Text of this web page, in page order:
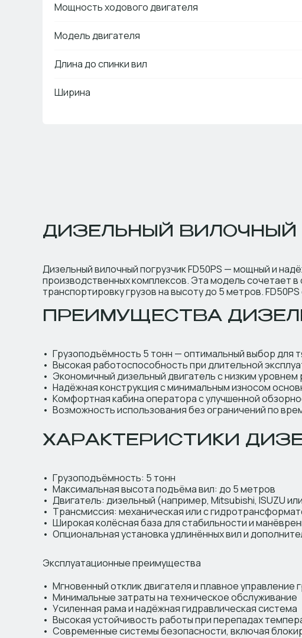
Мощность ходового двигателя
Модель двигателя
Длина до спинки вил
Ширина
ДИЗЕЛЬНЫЙ ВИЛОЧНЫЙ
Дизельный вилочный погрузчик FD50PS — мощный и
производственных комплексов. Эта модель сочетает
транспортировку грузов на высоту до 5 метров.
ПРЕИМУЩЕСТВА
Грузоподъёмность 5 тонн — оптимальный выбор для
Высокая работоспособность при длительной
Экономичный дизельный двигатель с низким уровнем
Надёжная конструкция с минимальным износом
Комфортная кабина оператора с улучшенной
Возможность использования без ограничений по
ХАРАКТЕРИСТИКИ
Грузоподъёмность: 5 тонн
Максимальная высота подъёма вил: до 5 метров
Двигатель: дизельный (например, Mitsubishi, ISUZU
Трансмиссия: механическая или с
Широкая колёсная база для стабильности и
Опциональная установка удлинённых вил и
Эксплуатационные преимущества
Мгновенный отклик двигателя и плавное управление
Минимальные затраты на техническое обслуживание
Усиленная рама и надёжная гидравлическая система
Высокая устойчивость работы при перепадах
Современные системы безопасности, включая